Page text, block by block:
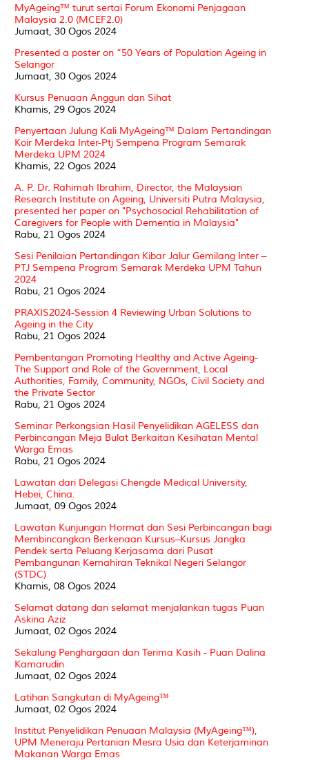
MyAgeing™ turut sertai Forum Ekonomi Penjagaan
Malaysia 2.0 (MCEF2.0)
Jumaat, 30 Ogos 2024
Presented a poster on “50 Years of Population Ageing in
Selangor
Jumaat, 30 Ogos 2024
Kursus Penuaan Anggun dan Sihat
Khamis, 29 Ogos 2024
Penyertaan Julung Kali MyAgeing™ Dalam Pertandingan
Koir Merdeka Inter-Ptj Sempena Program Semarak
Merdeka UPM 2024
Khamis, 22 Ogos 2024
A. P. Dr. Rahimah Ibrahim, Director, the Malaysian
Research Institute on Ageing, Universiti Putra Malaysia,
presented her paper on "Psychosocial Rehabilitation of
Caregivers for People with Dementia in Malaysia"
Rabu, 21 Ogos 2024
Sesi Penilaian Pertandingan Kibar Jalur Gemilang Inter –
PTJ Sempena Program Semarak Merdeka UPM Tahun
2024
Rabu, 21 Ogos 2024
PRAXIS2024-Session 4 Reviewing Urban Solutions to
Ageing in the City
Rabu, 21 Ogos 2024
Pembentangan Promoting Healthy and Active Ageing-
The Support and Role of the Government, Local
Authorities, Family, Community, NGOs, Civil Society and
the Private Sector
Rabu, 21 Ogos 2024
Seminar Perkongsian Hasil Penyelidikan AGELESS dan
Perbincangan Meja Bulat Berkaitan Kesihatan Mental
Warga Emas
Rabu, 21 Ogos 2024
Lawatan dari Delegasi Chengde Medical University,
Hebei, China.
Jumaat, 09 Ogos 2024
Lawatan Kunjungan Hormat dan Sesi Perbincangan bagi
Membincangkan Berkenaan Kursus–Kursus Jangka
Pendek serta Peluang Kerjasama dari Pusat
Pembangunan Kemahiran Teknikal Negeri Selangor
(STDC)
Khamis, 08 Ogos 2024
Selamat datang dan selamat menjalankan tugas Puan
Askina Aziz
Jumaat, 02 Ogos 2024
Sekalung Penghargaan dan Terima Kasih - Puan Dalina
Kamarudin
Jumaat, 02 Ogos 2024
Latihan Sangkutan di MyAgeing™
Jumaat, 02 Ogos 2024
Institut Penyelidikan Penuaan Malaysia (MyAgeing™),
UPM Meneraju Pertanian Mesra Usia dan Keterjaminan
Makanan Warga Emas